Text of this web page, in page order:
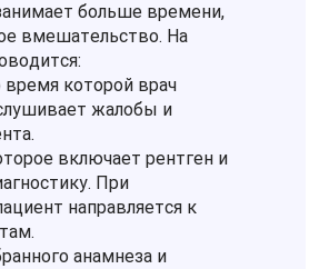
больше времени,
вмешательство. На
время которой врач
жалобы и
включает рентген и
При
направляется к
анамнеза и